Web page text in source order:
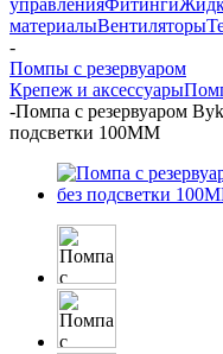
материалыВентиляторы
-
Помпы с резервуаром
Крепеж и аксессуары
-Помпа с резервуаром
подсветки 100MM